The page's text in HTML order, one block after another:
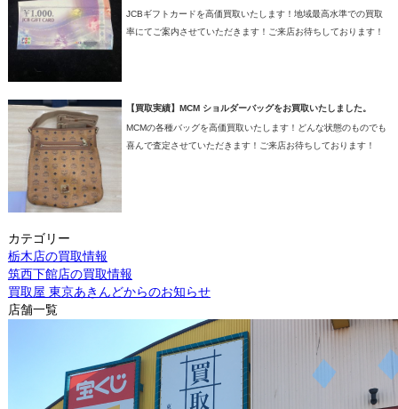
JCBギフトカードを高価買取いたします！地域最高水準での買取
率にてご案内させていただきます！ご来店お待ちしております！
【買取実績】MCM ショルダーバッグをお買取いたしました。
MCMの各種バッグを高価買取いたします！どんな状態のものでも
喜んで査定させていただきます！ご来店お待ちしております！
カテゴリー
栃木店の買取情報
筑西下館店の買取情報
買取屋 東京あきんどからのお知らせ
店舗一覧